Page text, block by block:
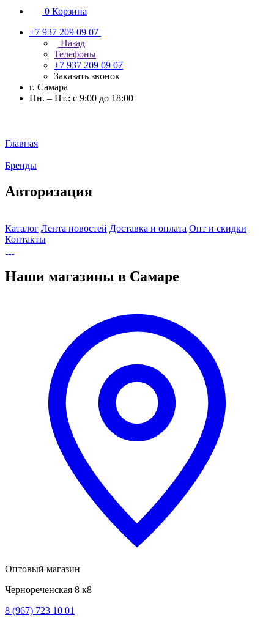
0 Корзина
+7 937 209 09 07
Назад
Телефоны
+7 937 209 09 07
Заказать звонок
г. Самара
Пн. – Пт.: с 9:00 до 18:00
Главная
Бренды
Авторизация
Каталог Лента новостей Доставка и оплата Опт и скидки
Контакты
Наши магазины в Самаре
Оптовый магазин
Чернореченская 8 к8
8 (967) 723 10 01